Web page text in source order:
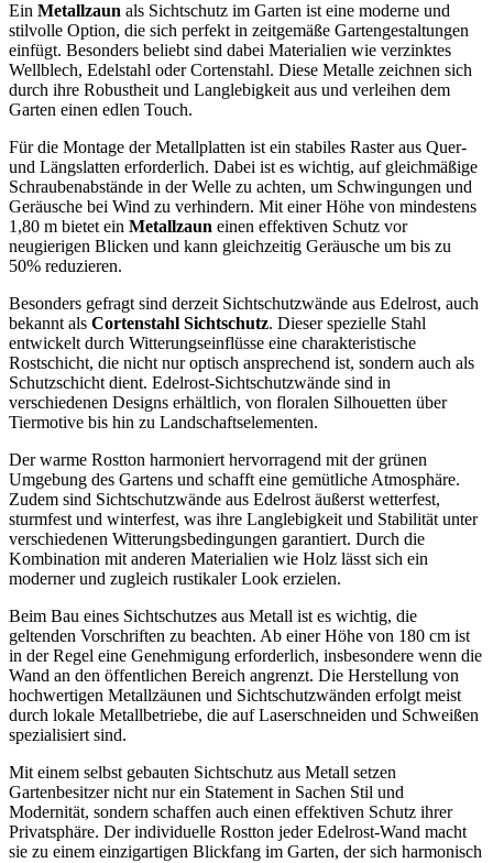
Ein Metallzaun als Sichtschutz im Garten ist eine moderne und
stilvolle Option, die sich perfekt in zeitgemäße Gartengestaltungen
einfügt. Besonders beliebt sind dabei Materialien wie verzinktes
Wellblech, Edelstahl oder Cortenstahl. Diese Metalle zeichnen sich
durch ihre Robustheit und Langlebigkeit aus und verleihen dem
Garten einen edlen Touch.
Für die Montage der Metallplatten ist ein stabiles Raster aus Quer-
und Längslatten erforderlich. Dabei ist es wichtig, auf gleichmäßige
Schraubenabstände in der Welle zu achten, um Schwingungen und
Geräusche bei Wind zu verhindern. Mit einer Höhe von mindestens
1,80 m bietet ein Metallzaun einen effektiven Schutz vor
neugierigen Blicken und kann gleichzeitig Geräusche um bis zu
50% reduzieren.
Besonders gefragt sind derzeit Sichtschutzwände aus Edelrost, auch
bekannt als Cortenstahl Sichtschutz. Dieser spezielle Stahl
entwickelt durch Witterungseinflüsse eine charakteristische
Rostschicht, die nicht nur optisch ansprechend ist, sondern auch als
Schutzschicht dient. Edelrost-Sichtschutzwände sind in
verschiedenen Designs erhältlich, von floralen Silhouetten über
Tiermotive bis hin zu Landschaftselementen.
Der warme Rostton harmoniert hervorragend mit der grünen
Umgebung des Gartens und schafft eine gemütliche Atmosphäre.
Zudem sind Sichtschutzwände aus Edelrost äußerst wetterfest,
sturmfest und winterfest, was ihre Langlebigkeit und Stabilität unter
verschiedenen Witterungsbedingungen garantiert. Durch die
Kombination mit anderen Materialien wie Holz lässt sich ein
moderner und zugleich rustikaler Look erzielen.
Beim Bau eines Sichtschutzes aus Metall ist es wichtig, die
geltenden Vorschriften zu beachten. Ab einer Höhe von 180 cm ist
in der Regel eine Genehmigung erforderlich, insbesondere wenn die
Wand an den öffentlichen Bereich angrenzt. Die Herstellung von
hochwertigen Metallzäunen und Sichtschutzwänden erfolgt meist
durch lokale Metallbetriebe, die auf Laserschneiden und Schweißen
spezialisiert sind.
Mit einem selbst gebauten Sichtschutz aus Metall setzen
Gartenbesitzer nicht nur ein Statement in Sachen Stil und
Modernität, sondern schaffen auch einen effektiven Schutz ihrer
Privatsphäre. Der individuelle Rostton jeder Edelrost-Wand macht
sie zu einem einzigartigen Blickfang im Garten, der sich harmonisch